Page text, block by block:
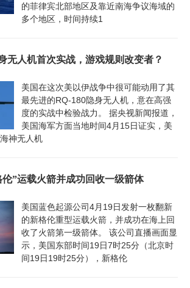
的菲律宾北部地区及靠近南海争议海域的
多个地区，时间持续1
无人机首次实战，游戏规则改变者？
美国在这次美以伊战争中很可能动用了其
最先进的RQ-180隐身无人机，意在高强
度的实战中检验战力。 据央视新闻报道，
美国海军方面当地时间4月15日证实，美
神无人机
”运载火箭并成功回收一级箭体
美国蓝色起源公司4月19日发射一枚翻新
的新格伦重型运载火箭，并成功在海上回
收了火箭第一级箭体。 该公司直播画面显
示，美国东部时间19日7时25分（北京时
间19日19时25分），新格伦